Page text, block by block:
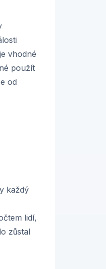
vhodné
použít
od
každý
lidí,
zůstal